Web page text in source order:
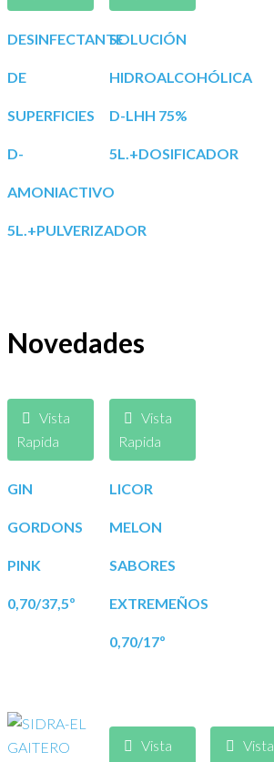
DESINFECTANTE
DE
SUPERFICIES
D-
AMONIACTIVO
5L.+PULVERIZADOR
SOLUCIÓN
HIDROALCOHÓLICA
D-LHH 75%
5L.+DOSIFICADOR
Novedades
Vista
Rapida
GIN
GORDONS
PINK
0,70/37,5º
Vista
Rapida
LICOR
MELON
SABORES
EXTREMEÑOS
0,70/17º
Vista
Vista